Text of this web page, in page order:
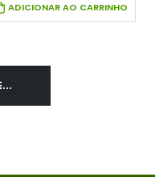
ADICIONAR AO CARRINHO